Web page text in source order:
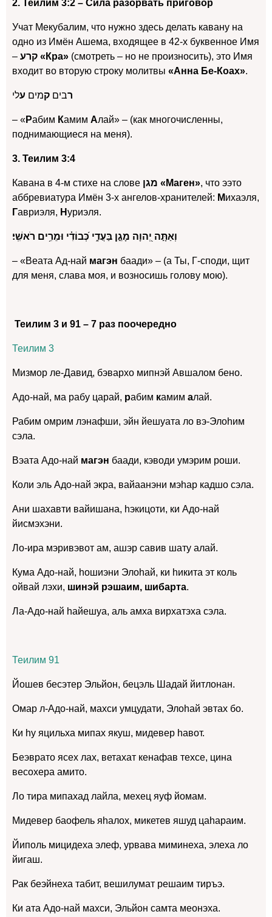
2. Теилим 3:2 – Сила разорвать приговор
Учат Мекубалим, что нужно здесь делать кавану на
одно из Имён Ашема, входящее в 42-х буквенное Имя
–
קרע «Кра» (смотреть – но не произносить), это Имя
входит во вторую строку молитвы «Анна Бе-Коах».
רבים קמים עלי
– «Рабим Камим Алай» – (как многочисленны,
поднимающиеся на меня).
3. Теилим 3:4
Кавана в 4-м стихе на слове מגן «Маген», что ээто
аббревиатура Имён 3-х ангелов-хранителей: Михаэля,
Гавриэля, Нуриэля.
וְאַתָּ֣ה יְ֭הוָה מָגֵ֣ן בַּעֲדִ֑י כְּ֝בוֹדִ֗י וּמֵרִ֥ים רֹאשִֽׁי׃
– «Веата Ад-най магэн баади» – (а Ты, Г-споди, щит
для меня, слава моя, и возносишь голову мою).
Теилим 3 и 91 – 7 раз поочередно
Теилим 3
Мизмор ле-Давид, бэвархо мипнэй Авшалом бено.
Адо-най, ма рабу царай, рабим камим алай.
Рабим омрим лэнафши, эйн йешуата ло вэ-Элоhим
сэла.
Вэата Адо-най магэн баади, кэводи умэрим роши.
Коли эль Адо-най экра, вайаанэни мэhар кадшо сэла.
Ани шахавти вайишана, hэкицоти, ки Адо-най
йисмэхэни.
Ло-ира мэривэвот ам, ашэр савив шату алай.
Кума Адо-най, hошиэни Элоhай, ки hикита эт коль
ойвай лэхи, шинэй рэшаим, шибарта.
Ла-Адо-най hайешуа, аль амха вирхатэха сэла.
Теилим 91
Йошев бесэтер Эльйон, бецэль Шадай йитлонан.
Омар л-Адо-най, махси умцудати, Элоhай эвтах бо.
Ки hу яцильха мипах якуш, мидевер hавот.
Беэврато ясех лах, ветахат кенафав техсе, цина
весохера амито.
Ло тира мипахад лайла, мехец яуф йомам.
Мидевер баофель яhалох, микетев яшуд цаhараим.
Йиполь мицидеха элеф, урвава миминеха, элеха ло
йигаш.
Рак беэйнеха табит, вешилумат решаим тиръэ.
Ки ата Адо-най махси, Эльйон самта меонэха.